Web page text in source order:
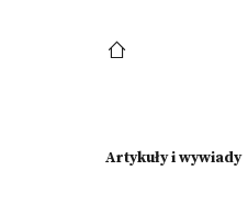
Artykuły i wywiady